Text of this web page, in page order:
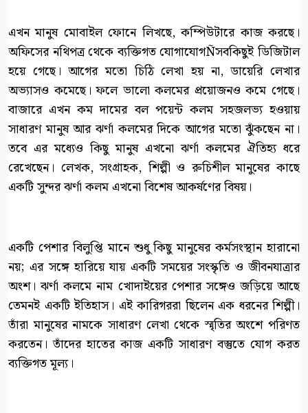
এখন মানুষ মোবাইল ফোনে লিখছে, কম্পিউটারে কাজ করছে।
অফিসের নথিপত্র থেকে ব্যক্তিগত যোগাযোগÑসবকিছুই ডিজিটাল
হয়ে গেছে। আগের মতো চিঠি লেখা হয় না, ডায়েরি লেখার
অভ্যাসও কমেছে। ফলে ভালো কলমের প্রয়োজনও কমে গেছে।
বাজারে এখন কম দামের বল পয়েন্ট কলম সহজলভ্য হওয়ায়
সাধারণ মানুষ আর ঝর্ণা কলমের দিকে আগের মতো ঝুঁকছেন না।
তবে এর মধ্যেও কিছু মানুষ এখনো ঝর্ণা কলমের ঐতিহ্য ধরে
রেখেছেন। লেখক, সংগ্রাহক, শিল্পী ও রুচিশীল মানুষের কাছে
একটি সুন্দর ঝর্ণা কলম এখনো বিশেষ আকর্ষণের বিষয়।
একটি পেশার বিলুপ্তি মানে শুধু কিছু মানুষের কর্মসংস্থান হারানো
নয়; এর সঙ্গে হারিয়ে যায় একটি সময়ের সংস্কৃতি ও জীবনযাত্রার
অংশ। ঝর্ণা কলমে নাম খোদাইয়ের পেশার সঙ্গেও জড়িয়ে আছে
তেমনই একটি ইতিহাস। এই কারিগররা ছিলেন এক ধরনের শিল্পী।
তাঁরা মানুষের নামকে সাধারণ লেখা থেকে স্মৃতির অংশে পরিণত
করতেন। তাঁদের হাতের কাজ একটি সাধারণ বস্তুতে যোগ করত
ব্যক্তিগত মূল্য।